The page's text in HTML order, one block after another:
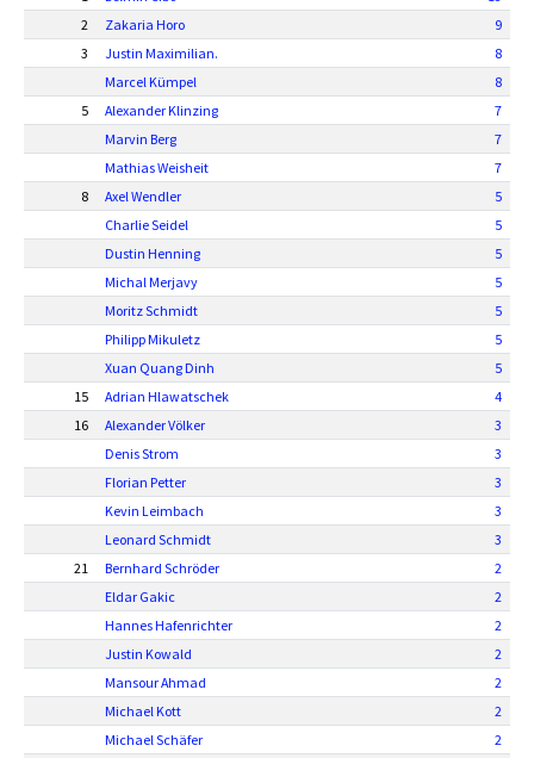
2
Zakaria Horo
9
3
Justin Maximilian.
8
Marcel Kümpel
8
5
Alexander Klinzing
7
Marvin Berg
7
Mathias Weisheit
7
8
Axel Wendler
5
Charlie Seidel
5
Dustin Henning
5
Michal Merjavy
5
Moritz Schmidt
5
Philipp Mikuletz
5
Xuan Quang Dinh
5
15
Adrian Hlawatschek
4
16
Alexander Völker
3
Denis Strom
3
Florian Petter
3
Kevin Leimbach
3
Leonard Schmidt
3
21
Bernhard Schröder
2
Eldar Gakic
2
Hannes Hafenrichter
2
Justin Kowald
2
Mansour Ahmad
2
Michael Kott
2
Michael Schäfer
2